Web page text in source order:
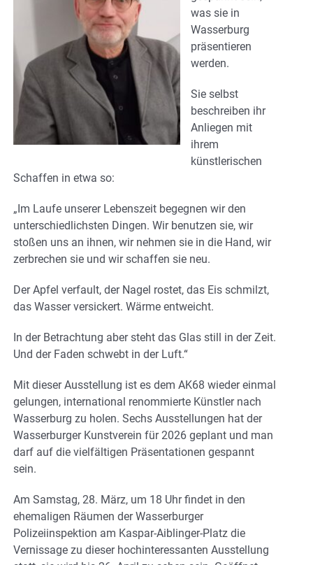
was sie in
Wasserburg
präsentieren
werden.
Sie selbst
beschreiben ihr
Anliegen mit
ihrem
künstlerischen
Schaffen in etwa so:
„Im Laufe unserer Lebenszeit begegnen wir den
unterschiedlichsten Dingen. Wir benutzen sie, wir
stoßen uns an ihnen, wir nehmen sie in die Hand, wir
zerbrechen sie und wir schaffen sie neu.
Der Apfel verfault, der Nagel rostet, das Eis schmilzt,
das Wasser versickert. Wärme entweicht.
In der Betrachtung aber steht das Glas still in der Zeit.
Und der Faden schwebt in der Luft.“
Mit dieser Ausstellung ist es dem AK68 wieder einmal
gelungen, international renommierte Künstler nach
Wasserburg zu holen. Sechs Ausstellungen hat der
Wasserburger Kunstverein für 2026 geplant und man
darf auf die vielfältigen Präsentationen gespannt
sein.
Am Samstag, 28. März, um 18 Uhr findet in den
ehemaligen Räumen der Wasserburger
Polizeiinspektion am Kaspar-Aiblinger-Platz die
Vernissage zu dieser hochinteressanten Ausstellung